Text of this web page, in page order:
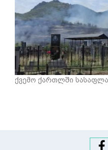
ქვემო ქართლში